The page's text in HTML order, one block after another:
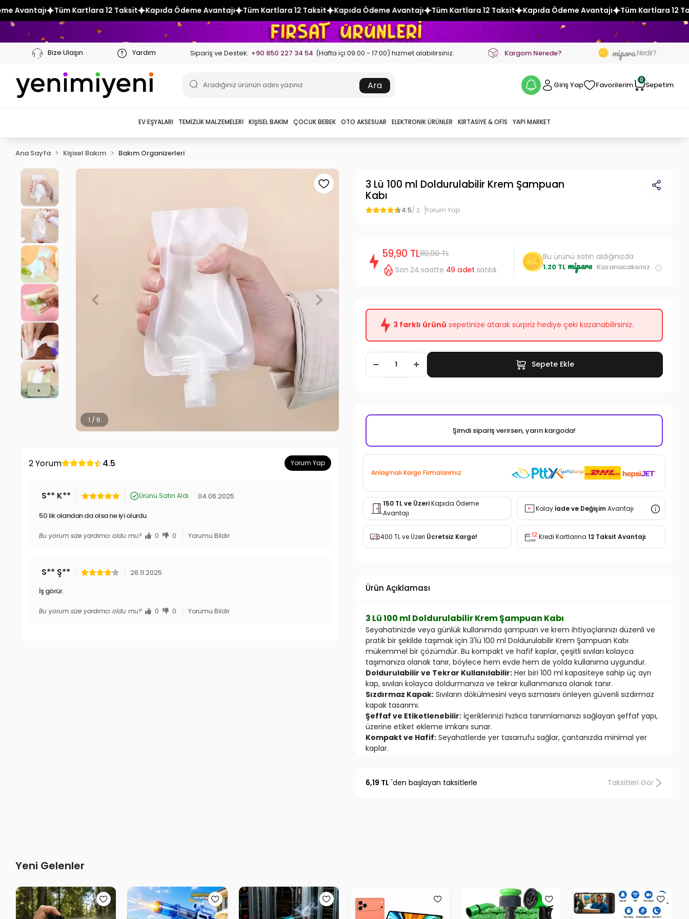
12 Taksit Kapıda Ödeme Avantajı Tüm Kartlara 12 Taksit Kapıda Ödeme Avantajı Tüm Kartlara 12 Taksit Kapıda Ödeme Avantajı Tüm Kartlara 12 Taksit Kapıda
Bize Ulaşın Yardım Sipariş ve Destek: +90 850 227 34 54 (Hafta içi 09:00 - 17:00) hizmet alabilirsiniz. Kargom Nerede? mipara Nedir?
Ara Giriş Yap Favorilerim
0
Sepetim
EV EŞYALARI TEMIZLIK MALZEMELERI KIŞISEL BAKIM ÇOCUK BEBEK OTO AKSESUAR ELEKTRONIK ÜRÜNLER KIRTASIYE & OFIS YAPI MARKET
Ana Sayfa Kişisel Bakım Bakım Organizerleri
2 / 6
2 Yorum 4.5 Yorum Yap
S** K** Ürünü Satın Aldı 04.06.2025
50 lik olandan da olsa ne iyi olurdu
Bu yorum size yardımcı oldu mu? 0 0 Yorumu Bildir
S** Ş**
26.11.2025
İş görür.
Bu yorum size yardımcı oldu mu? 0 0 Yorumu Bildir
3 Lü 100 ml Doldurulabilir Krem Şampuan
Kabı
4.5/ 2 Yorum Yap
59,90 TL110,00 TL
Son 24 saatte 49 adet satıldı.
Bu ürünü satın aldığınızda
1.20 TL mipara Kazanacaksınız.
3 farklı ürünü sepetinize atarak sürpriz hediye çeki kazanabilirsiniz.
Sepete Ekle
Şimdi sipariş verirsen, yarın kargoda!
Anlaşmalı Kargo Firmalarımız
150 TL ve ÜzeriKapıda Ödeme
Avantajı
Kolayİade ve DeğişimAvantajı
400 TL ve Üzeri Ücretsiz Kargo! Kredi Kartlarına 12 Taksit Avantajı
Ürün Açıklaması
3 Lü 100 ml Doldurulabilir Krem Şampuan Kabı
Seyahatinizde veya günlük kullanımda şampuan ve krem ihtiyaçlarınızı düzenli ve
pratik bir şekilde taşımak için 3'lü 100 ml Doldurulabilir Krem Şampuan Kabı
mükemmel bir çözümdür. Bu kompakt ve hafif kaplar, çeşitli sıvıları kolayca
taşımanıza olanak tanır, böylece hem evde hem de yolda kullanıma uygundur.
Doldurulabilir ve Tekrar Kullanılabilir:Her biri 100 ml kapasiteye sahip üç ayrı
kap, sıvıları kolayca doldurmanıza ve tekrar kullanmanıza olanak tanır.
Sızdırmaz Kapak:Sıvıların dökülmesini veya sızmasını önleyen güvenli sızdırmaz
kapak tasarımı.
Şeffaf ve Etiketlenebilir:İçeriklerinizi hızlıca tanımlamanızı sağlayan şeffaf yapı,
üzerine etiket ekleme imkanı sunar.
Kompakt ve Hafif:Seyahatlerde yer tasarrufu sağlar, çantanızda minimal yer
kaplar.
6,19 TL 'den başlayan taksitlerle Taksitleri Gör
Yeni Gelenler